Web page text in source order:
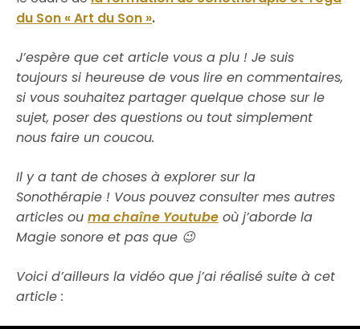
du Son « Art du Son ».
J’espère que cet article vous a plu ! Je suis
toujours si heureuse de vous lire en commentaires,
si vous souhaitez partager quelque chose sur le
sujet, poser des questions ou tout simplement
nous faire un coucou.
Il y a tant de choses à explorer sur la
Sonothérapie ! Vous pouvez consulter mes autres
articles ou ma chaîne Youtube où j’aborde la
Magie sonore et pas que 😉
Voici d’ailleurs la vidéo que j’ai réalisé suite à cet
article :